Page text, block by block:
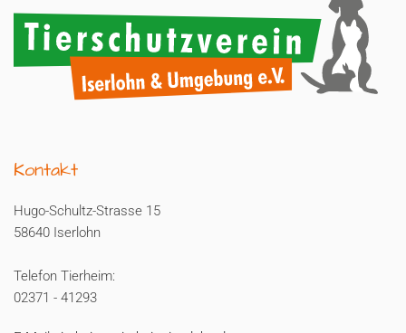
Kontakt
Hugo-Schultz-Strasse 15
58640 Iserlohn
Telefon Tierheim:
02371 - 41293